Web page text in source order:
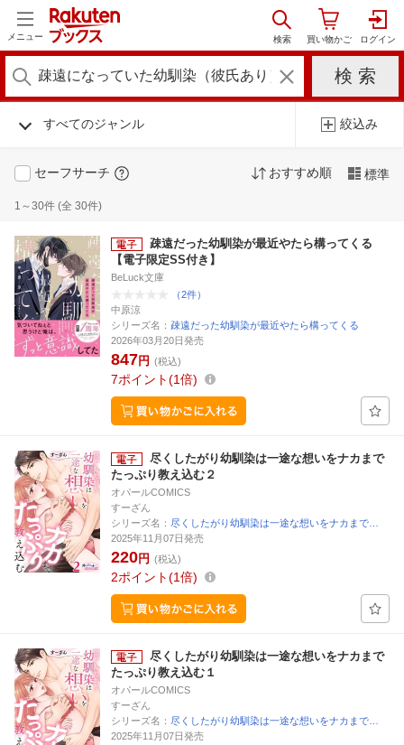
メニュー
すべてのジャンル 絞込み
セーフサーチ おすすめ順 標準
1～30件 (全 30件)
疎遠だった幼馴染が最近やたら構ってくる
【電子限定SS付き】
BeLuck文庫
（2件）
中原涼
シリーズ名： 疎遠だった幼馴染が最近やたら構ってくる
2026年03月20日発売
847円 (税込)
7ポイント 1倍
尽くしたがり幼馴染は一途な想いをナカまで
たっぷり教え込む２
オパールCOMICS
すーざん
シリーズ名： 尽くしたがり幼馴染は一途な想いをナカまで…
2025年11月07日発売
220円 (税込)
2ポイント 1倍
尽くしたがり幼馴染は一途な想いをナカまで
たっぷり教え込む１
オパールCOMICS
すーざん
シリーズ名： 尽くしたがり幼馴染は一途な想いをナカまで…
2025年11月07日発売